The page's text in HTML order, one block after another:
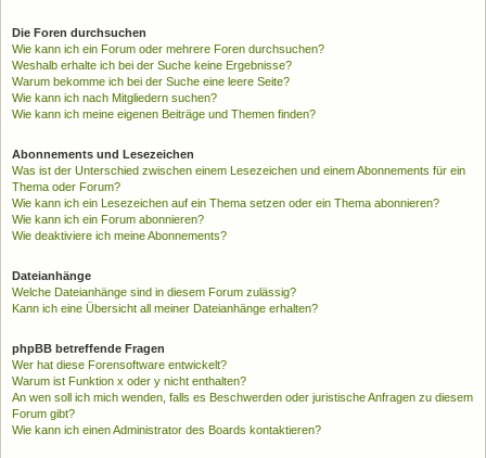
Die Foren durchsuchen
Wie kann ich ein Forum oder mehrere Foren durchsuchen?
Weshalb erhalte ich bei der Suche keine Ergebnisse?
Warum bekomme ich bei der Suche eine leere Seite?
Wie kann ich nach Mitgliedern suchen?
Wie kann ich meine eigenen Beiträge und Themen finden?
Abonnements und Lesezeichen
Was ist der Unterschied zwischen einem Lesezeichen und einem Abonnements für ein
Thema oder Forum?
Wie kann ich ein Lesezeichen auf ein Thema setzen oder ein Thema abonnieren?
Wie kann ich ein Forum abonnieren?
Wie deaktiviere ich meine Abonnements?
Dateianhänge
Welche Dateianhänge sind in diesem Forum zulässig?
Kann ich eine Übersicht all meiner Dateianhänge erhalten?
phpBB betreffende Fragen
Wer hat diese Forensoftware entwickelt?
Warum ist Funktion x oder y nicht enthalten?
An wen soll ich mich wenden, falls es Beschwerden oder juristische Anfragen zu diesem
Forum gibt?
Wie kann ich einen Administrator des Boards kontaktieren?